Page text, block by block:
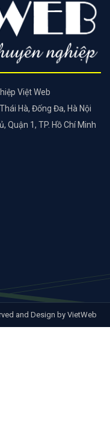
Việt Web
Hà, Đống Đa, Hà Nội
Quận 1, TP. Hồ Chí Minh
and Design by VietWeb